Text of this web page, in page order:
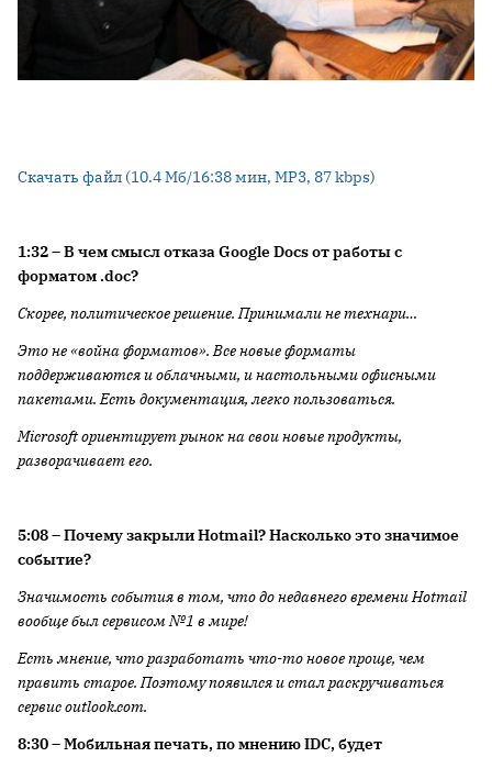
Скачать файл (10.4 Мб/16:38 мин, MP3, 87 kbps)
1:32 –В чем смысл отказаGoogleDocsот работы с
форматом .doc?
Скорее, политическое решение. Принимали не технари…
Это не «война форматов». Все новые форматы
поддерживаются и облачными, и настольными офисными
пакетами. Есть документация, легко пользоваться.
Microsoftориентирует рынок на свои новые продукты,
разворачивает его.
5:08 –Почему закрылиHotmail? Насколько это значимое
событие?
Значимость события в том, что до недавнего времениHotmail
вообще был сервисом №1 в мире!
Есть мнение, что разработать что-то новое проще, чем
править старое. Поэтому появился и стал раскручиваться
сервисoutlook.com.
8:30 –Мобильная печать, по мнениюIDC, будет